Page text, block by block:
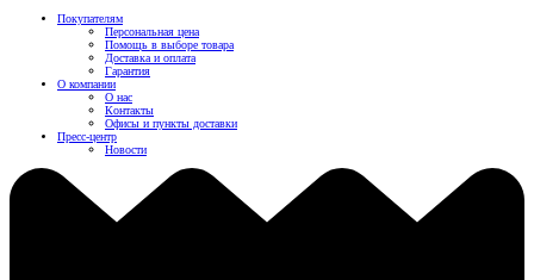
Покупателям
Персональная цена
Помощь в выборе товара
Доставка и оплата
Гарантия
О компании
О нас
Контакты
Офисы и пункты доставки
Пресс-центр
Новости